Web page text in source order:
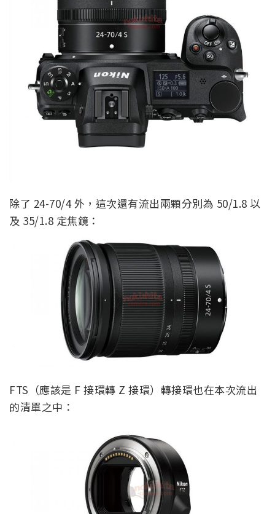
除了 24-70/4 外，這次還有流出兩顆分別為 50/1.8 以
及 35/1.8 定焦鏡：
FTS（應該是 F 接環轉 Z 接環）轉接環也在本次流出
的清單之中：